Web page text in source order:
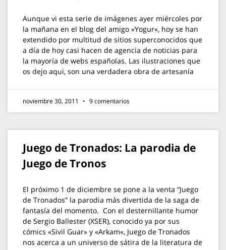
Aunque vi esta serie de imágenes ayer miércoles por
la mañana en el blog del amigo «Yogur«, hoy se han
extendido por multitud de sitios superconocidos que
a día de hoy casi hacen de agencia de noticias para
la mayoría de webs españolas. Las ilustraciones que
os dejo aqui, son una verdadera obra de artesanía
noviembre 30, 2011 9 comentarios
Juego de Tronados: La parodia de
Juego de Tronos
El próximo 1 de diciembre se pone a la venta “Juego
de Tronados” la parodia más divertida de la saga de
fantasía del momento. Con el desternillante humor
de Sergio Ballester (XSER), conocido ya por sus
cómics «Sivil Guar» y «Arkam«, Juego de Tronados
nos acerca a un universo de sátira de la literatura de